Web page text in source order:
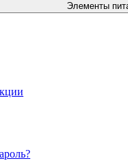
Элементы